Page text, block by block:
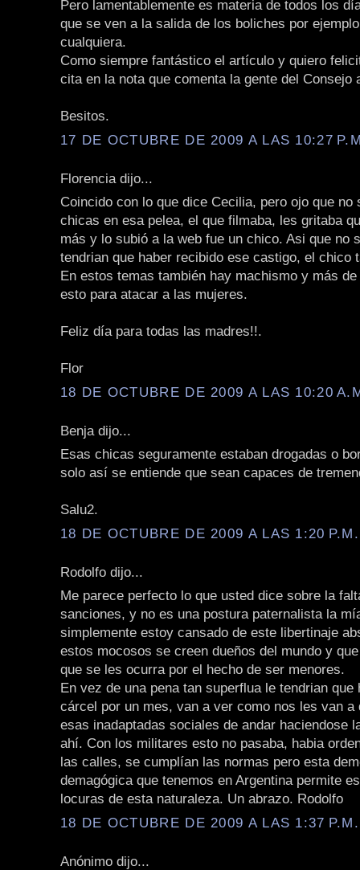
Pero lamentablemente es materia de todos los
que se ven a la salida de los boliches por
cualquiera.
Como siempre fantástico el artículo y quiero
cita en la nota que comenta la gente del Consejo
Besitos.
17 DE OCTUBRE DE 2009 A LAS 10:27
Florencia dijo...
Coincido con lo que dice Cecilia, pero ojo que no
chicas en esa pelea, el que filmaba, les gritaba
más y lo subió a la web fue un chico. Asi que no
tendrian que haber recibido ese castigo, el chico
En estos temas también hay machismo y más
esto para atacar a las mujeres.
Feliz día para todas las madres!!.
Flor
18 DE OCTUBRE DE 2009 A LAS 10:20
Benja dijo...
Esas chicas seguramente estaban drogadas o
solo así se entiende que sean capaces de
Salu2.
18 DE OCTUBRE DE 2009 A LAS 1:20 P.M.
Rodolfo dijo...
Me parece perfecto lo que usted dice sobre la
sanciones, y no es una postura paternalista la
simplemente estoy cansado de este libertinaje
estos mocosos se creen dueños del mundo y
que se les ocurra por el hecho de ser menores.
En vez de una pena tan superflua le tendrian que
cárcel por un mes, van a ver como nos les van a
esas inadaptadas sociales de andar haciendose
ahí. Con los militares esto no pasaba, habia
las calles, se cumplían las normas pero esta
demagógica que tenemos en Argentina permite
locuras de esta naturaleza. Un abrazo. Rodolfo
18 DE OCTUBRE DE 2009 A LAS 1:37 P.M.
Anónimo dijo...